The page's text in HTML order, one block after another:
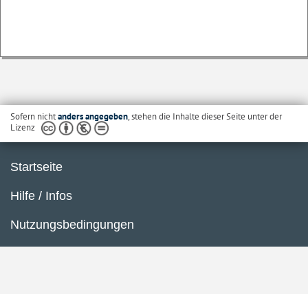
Sofern nichtanders angegeben, stehen die Inhalte dieser Seite unter der
Lizenz
Startseite
Hilfe / Infos
Nutzungsbedingungen